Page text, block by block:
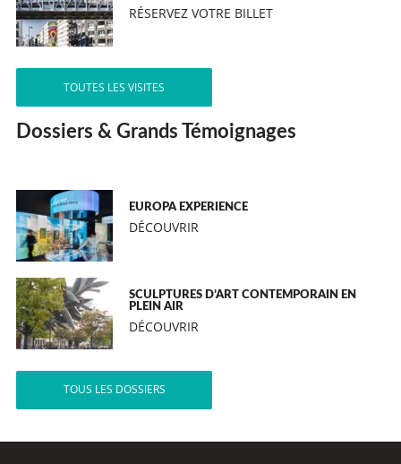
RÉSERVEZ VOTRE BILLET
TOUTES LES VISITES
Dossiers & Grands Témoignages
EUROPA EXPERIENCE
DÉCOUVRIR
SCULPTURES D’ART CONTEMPORAIN EN
PLEIN AIR
DÉCOUVRIR
TOUS LES DOSSIERS